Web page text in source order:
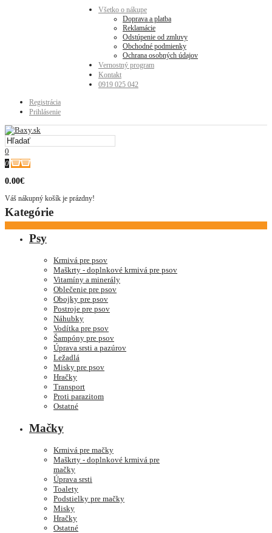
Všetko o nákupe
Doprava a platba
Reklamácie
Odstúpenie od zmluvy
Obchodné podmienky
Ochrana osobných údajov
Vernostný program
Kontakt
0919 025 042
Registrácia
Prihlásenie
0
0
0.00€
Váš nákupný košík je prázdny!
Kategórie
Psy
Krmivá pre psov
Maškrty - doplnkové krmivá pre psov
Vitamíny a minerály
Oblečenie pre psov
Obojky pre psov
Postroje pre psov
Náhubky
Vodítka pre psov
Šampóny pre psov
Úprava srsti a pazúrov
Ležadlá
Misky pre psov
Hračky
Transport
Proti parazitom
Ostatné
Mačky
Krmivá pre mačky
Maškrty - doplnkové krmivá pre
mačky
Úprava srsti
Toalety
Podstielky pre mačky
Misky
Hračky
Ostatné